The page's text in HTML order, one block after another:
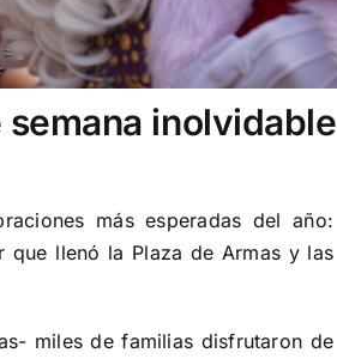
inolvidable
más esperadas del año:
que llenó la Plaza de Armas y las
miles de familias disfrutaron de